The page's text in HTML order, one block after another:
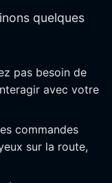
quelques
pas besoin de
avec votre
commandes
sur la route,